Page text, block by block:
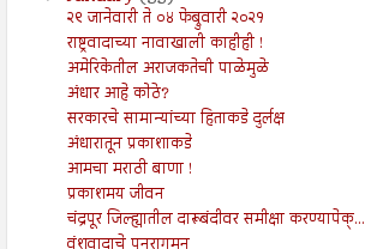
२९ जानेवारी ते ०४ फेब्रुवारी २०२१
राष्ट्रवादाच्या नावाखाली काहीही !
अमेरिकेतील अराजकतेची पाळेमुळे
अंधार आहे कोठे?
सरकारचे सामान्यांच्या हिताकडे दुर्लक्ष
अंधारातून प्रकाशाकडे
आमचा मराठी बाणा !
प्रकाशमय जीवन
चंद्रपूर जिल्ह्यातील दारूबंदीवर समीक्षा करण्यापेक्...